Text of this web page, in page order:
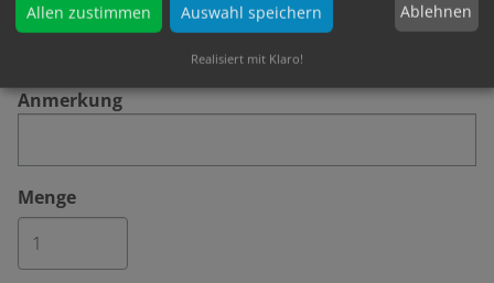
Typ A Holzrückwand 19mm
Anmerkung
Menge
Allen zustimmen Auswahl speichern Ablehnen
Realisiert mit Klaro!